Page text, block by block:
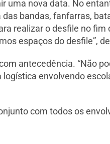
uma nova data. No
bandas, fanfarras,
realizar o desfile no fim
espaços do desfile”,
antecedência. “Não
envolvendo
com todos os